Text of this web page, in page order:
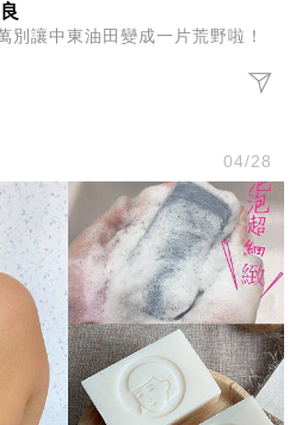
別讓中東油田變成一片荒野啦！
04/28